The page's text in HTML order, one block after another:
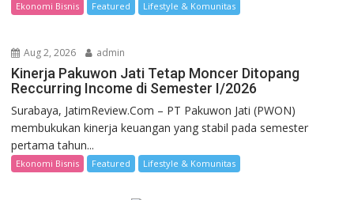
Ekonomi Bisnis Featured Lifestyle & Komunitas
Aug 2, 2026 admin
Kinerja Pakuwon Jati Tetap Moncer Ditopang
Reccurring Income di Semester I/2026
Surabaya, JatimReview.Com – PT Pakuwon Jati (PWON)
membukukan kinerja keuangan yang stabil pada semester
pertama tahun...
Ekonomi Bisnis Featured Lifestyle & Komunitas